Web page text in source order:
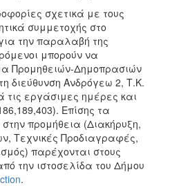
σχετικά με τους
συμμετοχής στο
την παραλαβή της
μπορούν να
Προμηθειών-Δημοπρασιών
διεύθυνση Ανδρόγεω 2, Τ.Κ.
τις εργάσιμες ημέρες και
Επίσης τα
προμήθεια (Διακήρυξη,
Τεχνικές Προδιαγραφές,
παρέχονται στους
την ιστοσελίδα του Δήμου
.